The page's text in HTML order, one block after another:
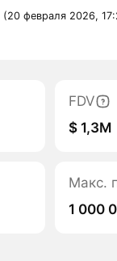
(20 февраля 2026,
FDV
$ 1,3M
Макс.
1 000